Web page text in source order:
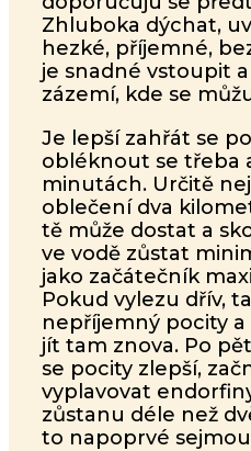
Zhluboka dýchat,
hezké, příjemné,
je snadné vstoupit
zázemí, kde se
Je lepší zahřát se
obléknout se třeba
minutách. Určitě
oblečení dva
tě může dostat a
ve vodě zůstat
jako začátečník
Pokud vylezu dřív,
nepříjemný pocity
jít tam znova. Po
se pocity zlepší,
vyplavovat
zůstanu déle než
to napoprvé